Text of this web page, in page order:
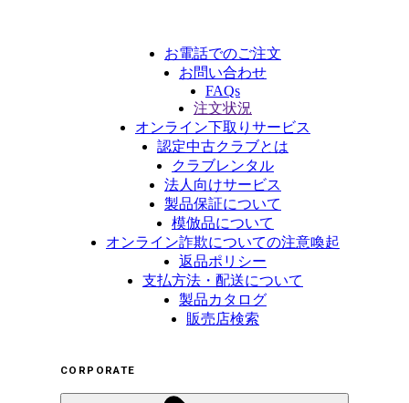
お電話でのご注文
お問い合わせ
FAQs
注文状況
オンライン下取りサービス
認定中古クラブとは
クラブレンタル
法人向けサービス
製品保証について
模倣品について
オンライン詐欺についての注意喚起
返品ポリシー
支払方法・配送について
製品カタログ
販売店検索
CORPORATE